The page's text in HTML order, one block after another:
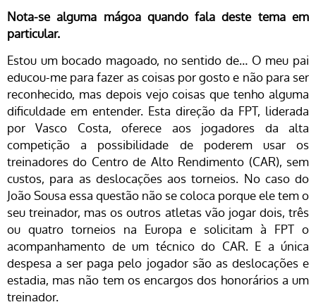
Nota-se alguma mágoa quando fala deste tema em
particular.
Estou um bocado magoado, no sentido de… O meu pai
educou-me para fazer as coisas por gosto e não para ser
reconhecido, mas depois vejo coisas que tenho alguma
dificuldade em entender. Esta direção da FPT, liderada
por Vasco Costa, oferece aos jogadores da alta
competição a possibilidade de poderem usar os
treinadores do Centro de Alto Rendimento (CAR), sem
custos, para as deslocações aos torneios. No caso do
João Sousa essa questão não se coloca porque ele tem o
seu treinador, mas os outros atletas vão jogar dois, três
ou quatro torneios na Europa e solicitam à FPT o
acompanhamento de um técnico do CAR. E a única
despesa a ser paga pelo jogador são as deslocações e
estadia, mas não tem os encargos dos honorários a um
treinador.